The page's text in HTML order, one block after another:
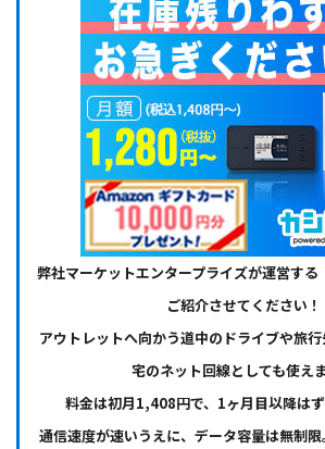
弊社マーケットエンタープライズが運営する
ご紹介させてください！
アウトレットへ向かう道中のドライブや旅
宅のネット回線としても使え
料金は初月1,408円で、1ヶ月目以降は
通信速度が速いうえに、データ容量は無制